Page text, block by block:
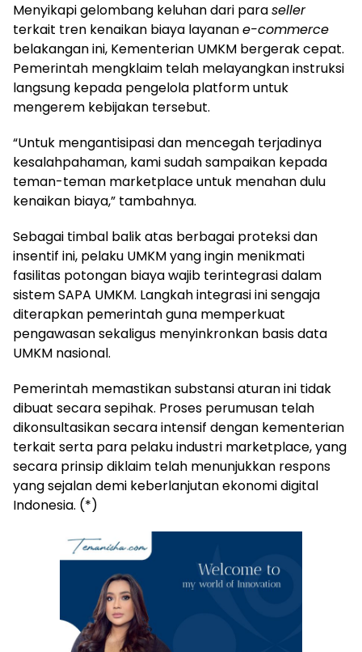
Menyikapi gelombang keluhan dari paraseller
terkait tren kenaikan biaya layanane-commerce
belakangan ini, Kementerian UMKM bergerak cepat.
Pemerintah mengklaim telah melayangkan instruksi
langsung kepada pengelola platform untuk
mengerem kebijakan tersebut.
“Untuk mengantisipasi dan mencegah terjadinya
kesalahpahaman, kami sudah sampaikan kepada
teman-teman marketplace untuk menahan dulu
kenaikan biaya,” tambahnya.
Sebagai timbal balik atas berbagai proteksi dan
insentif ini, pelaku UMKM yang ingin menikmati
fasilitas potongan biaya wajib terintegrasi dalam
sistem SAPA UMKM. Langkah integrasi ini sengaja
diterapkan pemerintah guna memperkuat
pengawasan sekaligus menyinkronkan basis data
UMKM nasional.
Pemerintah memastikan substansi aturan ini tidak
dibuat secara sepihak. Proses perumusan telah
dikonsultasikan secara intensif dengan kementerian
terkait serta para pelaku industri marketplace, yang
secara prinsip diklaim telah menunjukkan respons
yang sejalan demi keberlanjutan ekonomi digital
Indonesia. (*)